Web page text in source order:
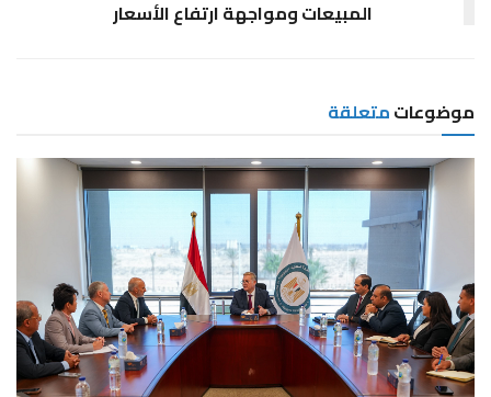
المبيعات ومواجهة ارتفاع الأسعار
موضوعاتمتعلقة